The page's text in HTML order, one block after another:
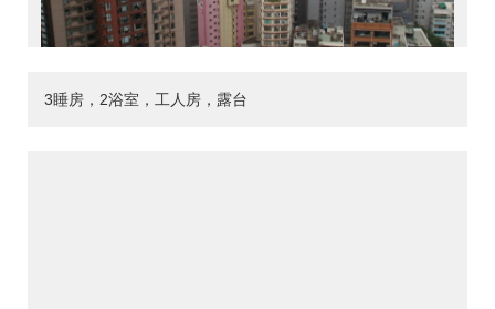
3睡房，2浴室，工人房，露台